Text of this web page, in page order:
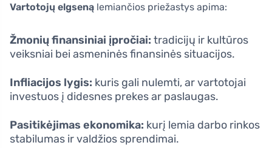
Vartotojų elgseną lemiančios priežastys apima:
Žmonių finansiniai įpročiai: tradicijų ir kultūros
veiksniai bei asmeninės finansinės situacijos.
Infliacijos lygis: kuris gali nulemti, ar vartotojai
investuos į didesnes prekes ar paslaugas.
Pasitikėjimas ekonomika: kurį lemia darbo rinkos
stabilumas ir valdžios sprendimai.